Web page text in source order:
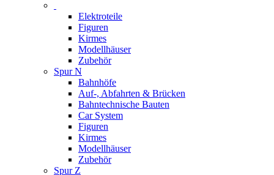
Elektroteile
Figuren
Kirmes
Modellhäuser
Zubehör
Spur N
Bahnhöfe
Auf-, Abfahrten & Brücken
Bahntechnische Bauten
Car System
Figuren
Kirmes
Modellhäuser
Zubehör
Spur Z